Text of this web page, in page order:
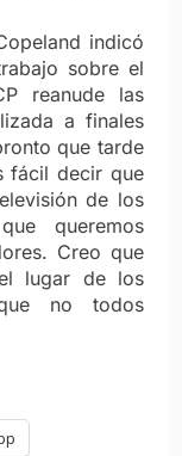
indicó
sobre el
reanude las
a finales
que tarde
fácil decir que
de los
queremos
Creo que
lugar de los
no todos